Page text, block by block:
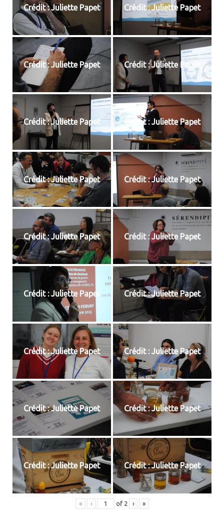
Crédit : Juliette Papet Crédit : Juliette Papet
Crédit : Juliette Papet Crédit : Juliette Papet
Crédit : Juliette Papet Crédit : Juliette Papet
Crédit : Juliette Papet Crédit : Juliette Papet
Crédit : Juliette Papet Crédit : Juliette Papet
Crédit : Juliette Papet Crédit : Juliette Papet
Crédit : Juliette Papet Crédit : Juliette Papet
Crédit : Juliette Papet Crédit : Juliette Papet
Crédit : Juliette Papet Crédit : Juliette Papet
« ‹ of 2 › »